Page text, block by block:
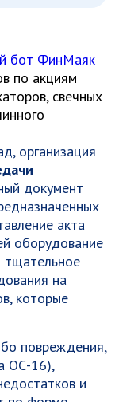
бот ФинМаяк
по акциям
свечных
организация
документ
акта
оборудование
тщательное
на
которые
повреждения,
ОС-16),
и